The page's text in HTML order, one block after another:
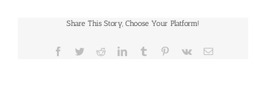
Share This Story, Choose Your Platform!
Facebook
TwitterRedditLinkedInTumblr Pinterest
Vk Email